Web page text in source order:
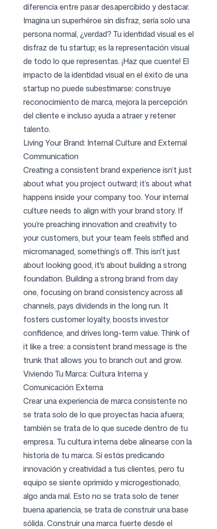
diferencia entre pasar desapercibido y destacar.
Imagina un superhéroe sin disfraz, sería solo una
persona normal, ¿verdad? Tu identidad visual es el
disfraz de tu startup; es la representación visual
de todo lo que representas. ¡Haz que cuente! El
impacto de la identidad visual en el éxito de una
startup no puede subestimarse: construye
reconocimiento de marca, mejora la percepción
del cliente e incluso ayuda a atraer y retener
talento.
Living Your Brand: Internal Culture and External
Communication
Creating a consistent brand experience isn’t just
about what you project outward; it’s about what
happens inside your company too. Your internal
culture needs to align with your brand story. If
you’re preaching innovation and creativity to
your customers, but your team feels stifled and
micromanaged, something’s off. This isn't just
about looking good, it's about building a strong
foundation. Building a strong brand from day
one, focusing on brand consistency across all
channels, pays dividends in the long run. It
fosters customer loyalty, boosts investor
confidence, and drives long-term value. Think of
it like a tree: a consistent brand message is the
trunk that allows you to branch out and grow.
Viviendo Tu Marca: Cultura Interna y
Comunicación Externa
Crear una experiencia de marca consistente no
se trata solo de lo que proyectas hacia afuera;
también se trata de lo que sucede dentro de tu
empresa. Tu cultura interna debe alinearse con la
historia de tu marca. Si estás predicando
innovación y creatividad a tus clientes, pero tu
equipo se siente oprimido y microgestionado,
algo anda mal. Esto no se trata solo de tener
buena apariencia, se trata de construir una base
sólida. Construir una marca fuerte desde el